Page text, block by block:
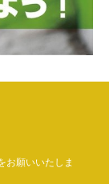
お願いいたしま